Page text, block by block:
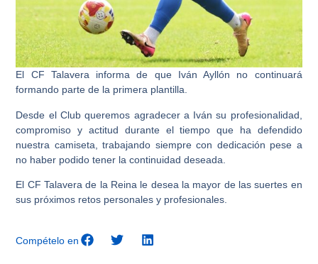
El CF Talavera informa de que Iván Ayllón no continuará
formando parte de la primera plantilla.
Desde el Club queremos agradecer a Iván su profesionalidad,
compromiso y actitud durante el tiempo que ha defendido
nuestra camiseta, trabajando siempre con dedicación pese a
no haber podido tener la continuidad deseada.
El CF Talavera de la Reina le desea la mayor de las suertes en
sus próximos retos personales y profesionales.
Compételo en